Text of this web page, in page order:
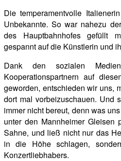
Die temperamentvolle
Unbekannte. So war nahezu
des Hauptbahnhofes gefüllt
gespannt auf die Künstlerin und
Dank den sozialen
Kooperationspartnern auf
geworden, entschieden wir uns,
dort mal vorbeizuschauen. Und
immer nicht bereut, denn was
unter den Mannheimer Gleisen
Sahne, und ließ nicht nur das
in die Höhe schlagen,
Konzertliebhabers.